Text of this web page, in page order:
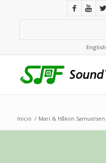
English
Inicio / Mari & Håkon Samuelsen